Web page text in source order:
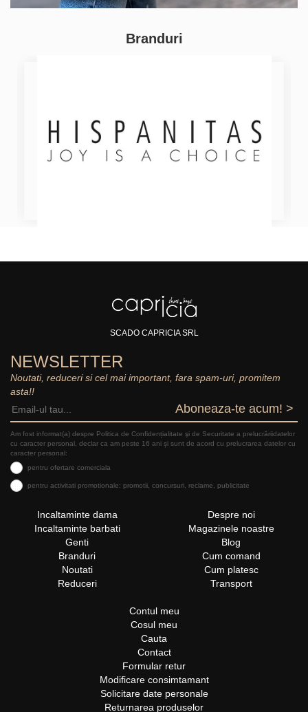
Branduri
SCADO CAPRICIA SRL
NEWSLETTER
Noutati, reduceri si cel mai important, fara spam-uri, promitem
asta!!
Aboneaza-te acum! >
Am fost informat(a) despre Politica de Confidențialitate şi de Securitate a prelucrăriidatelor
cu caracter personal, declar ca am peste 16 ani și sunt de acord cu prelucrarea datelor cu
caracter personal:
pentru ofertare comerciala
pentru activitati promotionale: promotii, concursuri, reclame, publicitate
Incaltaminte dama
Incaltaminte barbati
Genti
Branduri
Noutati
Reduceri
Despre noi
Magazinele noastre
Blog
Cum comand
Cum platesc
Transport
Contul meu
Cosul meu
Cauta
Contact
Formular retur
Modificare consimtamant
Solicitare date personale
Returnarea produselor